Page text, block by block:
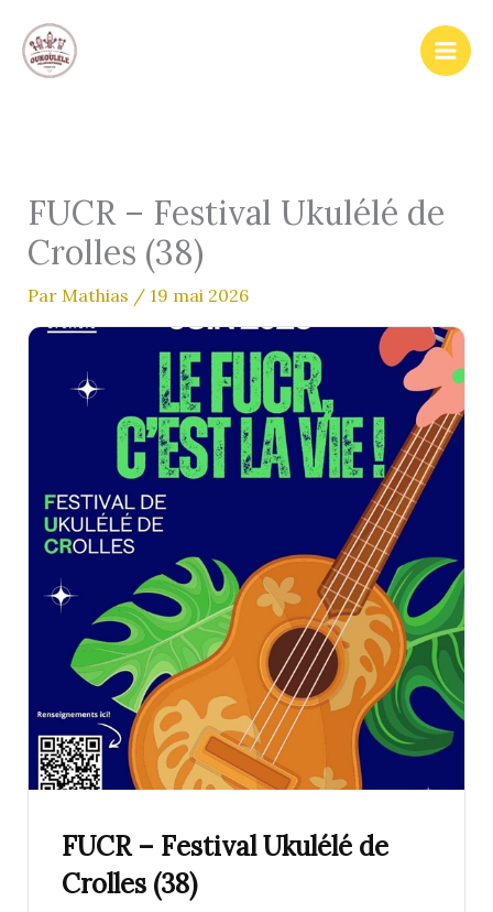
contenu
FUCR – Festival Ukulélé de
Crolles (38)
Par Mathias / 19 mai 2026
FUCR – Festival Ukulélé de
Crolles (38)